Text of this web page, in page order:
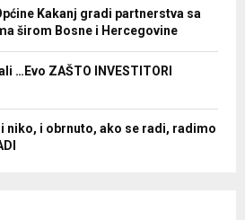
Kakanj gradi partnerstva sa
širom Bosne i Hercegovine
…Evo ZAŠTO INVESTITORI
niko, i obrnuto, ako se radi, radimo